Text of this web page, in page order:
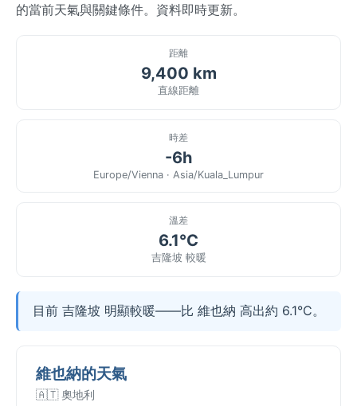
的當前天氣與關鍵條件。資料即時更新。
距離
9,400 km
直線距離
時差
-6h
Europe/Vienna · Asia/Kuala_Lumpur
溫差
6.1°C
吉隆坡 較暖
目前 吉隆坡 明顯較暖——比 維也納 高出約 6.1°C。
維也納的天氣
🇦🇹 奧地利